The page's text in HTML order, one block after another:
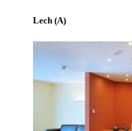
Lech (A)